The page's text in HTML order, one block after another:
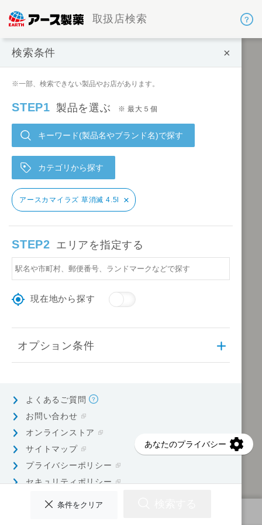
取扱店検索
検索条件 ×
※一部、検索できない製品やお店があります。
STEP1 製品を選ぶ ※ 最大５個
キーワード(製品名やブランド名)で探す
カテゴリから探す
アースカマイラズ 草消滅 4.5l ×
STEP2 エリアを指定する
現在地から探す
オプション条件
よくあるご質問
お問い合わせ
オンラインストア
サイトマップ
プライバシーポリシー
セキュリティポリシー
条件をクリア
検索条件